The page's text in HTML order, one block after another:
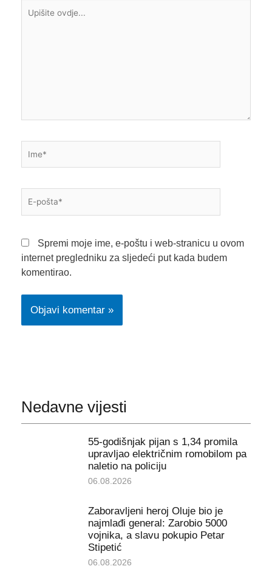
ovdje...
pošta*
Spremi moje ime, e-poštu i web-stranicu u ovom
internet pregledniku za sljedeći put kada budem
komentirao.
Nedavne vijesti
55-godišnjak pijan s 1,34 promila
upravljao električnim romobilom pa
naletio na policiju
06.08.2026
Zaboravljeni heroj Oluje bio je
najmlađi general: Zarobio 5000
vojnika, a slavu pokupio Petar
Stipetić
06.08.2026